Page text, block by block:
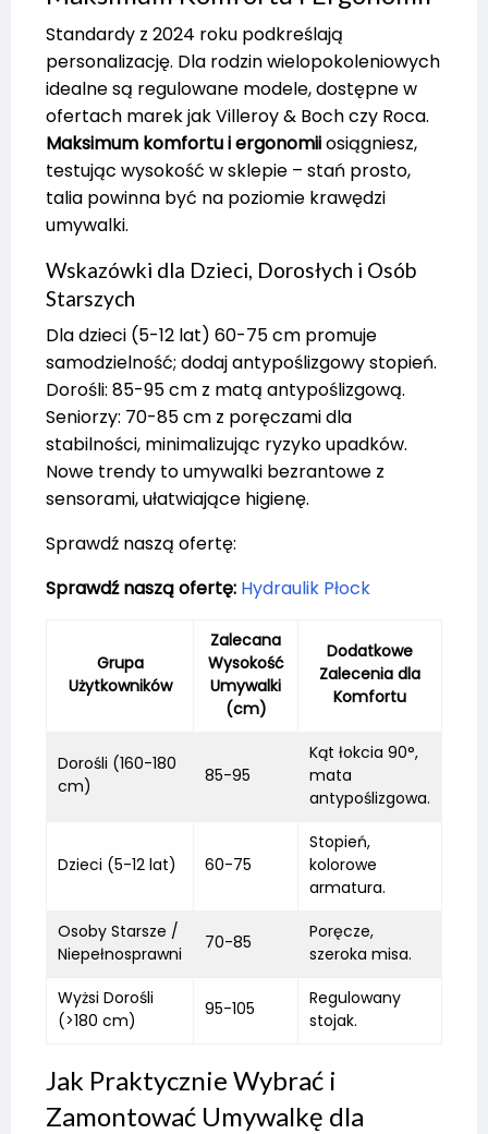
Standardy z 2024 roku podkreślają
personalizację. Dla rodzin wielopokoleniowych
idealne są regulowane modele, dostępne w
ofertach marek jak Villeroy & Boch czy Roca.
Maksimum komfortu i ergonomiiosiągniesz,
testując wysokość w sklepie – stań prosto,
talia powinna być na poziomie krawędzi
umywalki.
Wskazówki dla Dzieci, Dorosłych i Osób
Starszych
Dla dzieci (5-12 lat) 60-75 cm promuje
samodzielność; dodaj antypoślizgowy stopień.
Dorośli: 85-95 cm z matą antypoślizgową.
Seniorzy: 70-85 cm z poręczami dla
stabilności, minimalizując ryzyko upadków.
Nowe trendy to umywalki bezrantowe z
sensorami, ułatwiające higienę.
Sprawdź naszą ofertę:
Sprawdź naszą ofertę: Hydraulik Płock
Grupa
Użytkowników
Zalecana
Wysokość
Umywalki
(cm)
Dodatkowe
Zalecenia dla
Komfortu
Dorośli (160-180
cm)
85-95
Kąt łokcia 90°,
mata
antypoślizgowa.
Dzieci (5-12 lat) 60-75
Stopień,
kolorowe
armatura.
Osoby Starsze /
Niepełnosprawni
70-85
Poręcze,
szeroka misa.
Wyżsi Dorośli
(>180 cm)
95-105
Regulowany
stojak.
Jak Praktycznie Wybrać i
Zamontować Umywalkę dla